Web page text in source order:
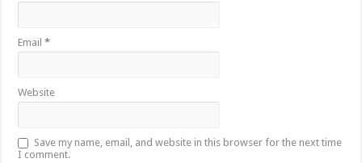
Email*
Website
Save my name, email, and website in this browser for the next time
I comment.